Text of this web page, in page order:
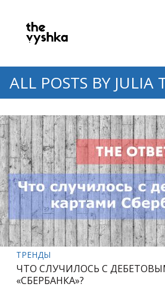
ALL POSTS BY JULIA
ТРЕНДЫ
ЧТО СЛУЧИЛОСЬ С
«СБЕРБАНКА»?